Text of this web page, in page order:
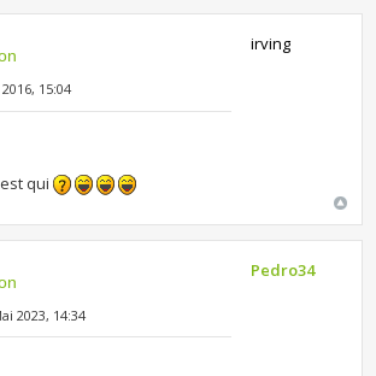
15:04
qui
irving
2023, 14:34
Pedro34